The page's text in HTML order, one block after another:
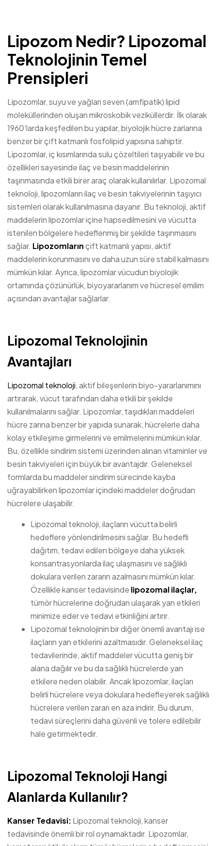
Lipozom Nedir? Lipozomal
Teknolojinin Temel
Prensipleri
Lipozomlar, suyu ve yağları seven (amfipatik) lipid
moleküllerinden oluşan mikroskobik veziküllerdir. İlk olarak
1960’larda keşfedilen bu yapılar, biyolojik hücre zarlarına
benzer bir çift katmanlı fosfolipid yapısına sahiptir.
Lipozomlar, iç kısımlarında sulu çözeltileri taşıyabilir ve bu
özellikleri sayesinde ilaç ve besin maddelerinin
taşınmasında etkili birer araç olarak kullanılırlar. Lipozomal
teknoloji, lipozomların ilaç ve besin takviyelerinin taşıyıcı
sistemleri olarak kullanılmasına dayanır. Bu teknoloji, aktif
maddelerin lipozomlar içine hapsedilmesini ve vücutta
istenilen bölgelere hedeflenmiş bir şekilde taşınmasını
sağlar. Lipozomlarınçift katmanlı yapısı, aktif
maddelerin korunmasını ve daha uzun süre stabil kalmasını
mümkün kılar. Ayrıca, lipozomlar vücudun biyolojik
ortamında çözünürlük, biyoyararlanım ve hücresel emilim
açısından avantajlar sağlarlar.
Lipozomal Teknolojinin
Avantajları
Lipozomal teknoloji, aktif bileşenlerin biyo-yararlanımını
artırarak, vücut tarafından daha etkili bir şekilde
kullanılmalarını sağlar. Lipozomlar, taşıdıkları maddeleri
hücre zarına benzer bir yapıda sunarak, hücrelerle daha
kolay etkileşime girmelerini ve emilmelerini mümkün kılar.
Bu, özellikle sindirim sistemi üzerinden alınan vitaminler ve
besin takviyeleri için büyük bir avantajdır. Geleneksel
formlarda bu maddeler sindirim sürecinde kayba
uğrayabilirken lipozomlar içindeki maddeler doğrudan
hücrelere ulaşabilir.
Lipozomal teknoloji, ilaçların vücutta belirli
hedeflere yönlendirilmesini sağlar. Bu hedefli
dağıtım, tedavi edilen bölgeye daha yüksek
konsantrasyonlarda ilaç ulaşmasını ve sağlıklı
dokulara verilen zararın azalmasını mümkün kılar.
Özellikle kanser tedavisinde lipozomal ilaçlar,
tümör hücrelerine doğrudan ulaşarak yan etkileri
minimize eder ve tedavi etkinliğini artırır.
Lipozomal teknolojinin bir diğer önemli avantajı ise
ilaçların yan etkilerini azaltmasıdır. Geleneksel ilaç
tedavilerinde, aktif maddeler vücutta geniş bir
alana dağılır ve bu da sağlıklı hücrelerde yan
etkilere neden olabilir. Ancak lipozomlar, ilaçları
belirli hücrelere veya dokulara hedefleyerek sağlıklı
hücrelere verilen zararı en aza indirir. Bu durum,
tedavi süreçlerini daha güvenli ve tolere edilebilir
hale getirmektedir.
Lipozomal Teknoloji Hangi
Alanlarda Kullanılır?
Kanser Tedavisi: Lipozomal teknoloji, kanser
tedavisinde önemli bir rol oynamaktadır. Lipozomlar,